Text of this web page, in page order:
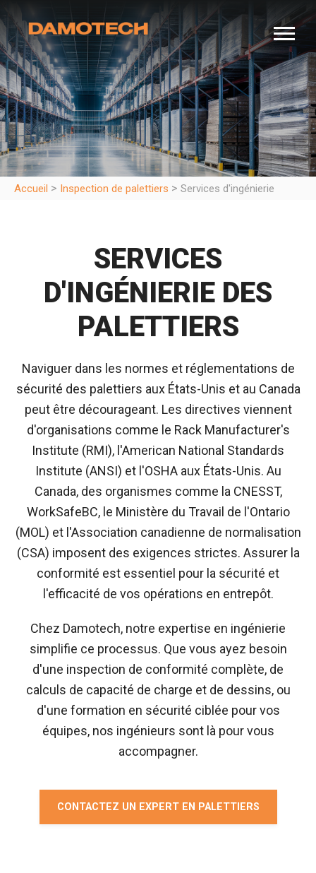
Accueil > Inspection de palettiers > Services d'ingénierie
SERVICES
D'INGÉNIERIE DES
PALETTIERS
Naviguer dans les normes et réglementations de
sécurité des palettiers aux États-Unis et au Canada
peut être décourageant. Les directives viennent
d'organisations comme le Rack Manufacturer's
Institute (RMI), l'American National Standards
Institute (ANSI) et l'OSHA aux États-Unis. Au
Canada, des organismes comme la CNESST,
WorkSafeBC, le Ministère du Travail de l'Ontario
(MOL) et l'Association canadienne de normalisation
(CSA) imposent des exigences strictes. Assurer la
conformité est essentiel pour la sécurité et
l'efficacité de vos opérations en entrepôt.
Chez Damotech, notre expertise en ingénierie
simplifie ce processus. Que vous ayez besoin
d'une inspection de conformité complète, de
calculs de capacité de charge et de dessins, ou
d'une formation en sécurité ciblée pour vos
équipes, nos ingénieurs sont là pour vous
accompagner.
CONTACTEZ UN EXPERT EN PALETTIERS